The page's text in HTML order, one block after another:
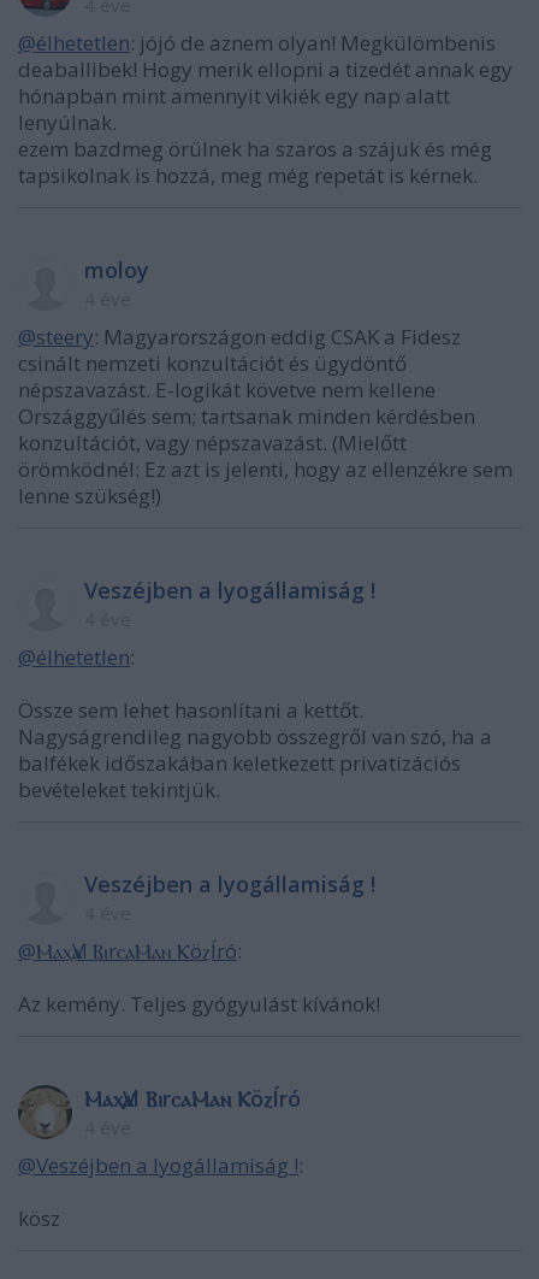
@élhetetlen: jójó de aznem olyan! Megkülömbenis
deaballibek! Hogy merik ellopni a tizedét annak egy
hónapban mint amennyit vikiék egy nap alatt
lenyúlnak.
ezem bazdmeg örülnek ha szaros a szájuk és még
tapsikolnak is hozzá, meg még repetát is kérnek.
moloy
@steery: Magyarországon eddig CSAK a Fidesz
csinált nemzeti konzultációt és ügydöntő
népszavazást. E-logikát követve nem kellene
Országgyűlés sem; tartsanak minden kérdésben
konzultációt, vagy népszavazást. (Mielőtt
örömködnél: Ez azt is jelenti, hogy az ellenzékre sem
lenne szükség!)
Veszéjben a lyogállamiság !
@élhetetlen:
Össze sem lehet hasonlítani a kettőt.
Nagyságrendileg nagyobb összegről van szó, ha a
balfékek időszakában keletkezett privatizációs
bevételeket tekintjük.
Veszéjben a lyogállamiság !
@ⲘⲁⲭѴⲁl ⲂⲓrⲥⲁⲘⲁⲛ ⲔöⲍÍró:
Az kemény. Teljes gyógyulást kívánok!
ⲘⲁⲭѴⲁl ⲂⲓrⲥⲁⲘⲁⲛ ⲔöⲍÍró
@Veszéjben a lyogállamiság !:
kösz